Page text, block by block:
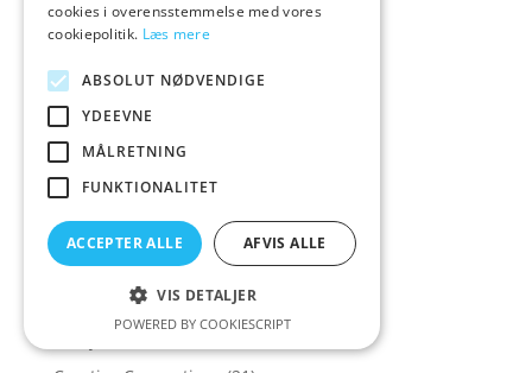
Colourful favourites (14)
CoolMann (1)
Corsager & Korsetter
Corsager&Korsetter
Corset (16)
Cottelli Collection (573)
Cowgirl (7)
cookies i overensstemmelse med vores
cookiepolitik. Læs mere
ABSOLUT NØDVENDIGE
YDEEVNE
MÅLRETNING
FUNKTIONALITET
ACCEPTER ALLE AFVIS ALLE
VIS DETALJER
POWERED BY COOKIESCRIPT